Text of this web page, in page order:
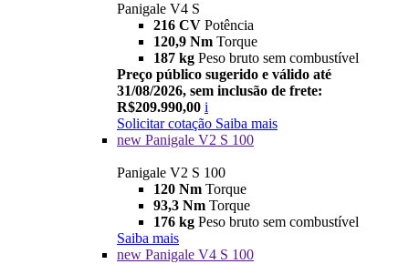
Panigale V4 S
216 CV Potência
120,9 Nm Torque
187 kg Peso bruto sem combustível
Preço público sugerido e válido até
31/08/2026, sem inclusão de frete:
R$209.990,00 i
Solicitar cotação Saiba mais
new Panigale V2 S 100
Panigale V2 S 100
120 Nm Torque
93,3 Nm Torque
176 kg Peso bruto sem combustível
Saiba mais
new Panigale V4 S 100